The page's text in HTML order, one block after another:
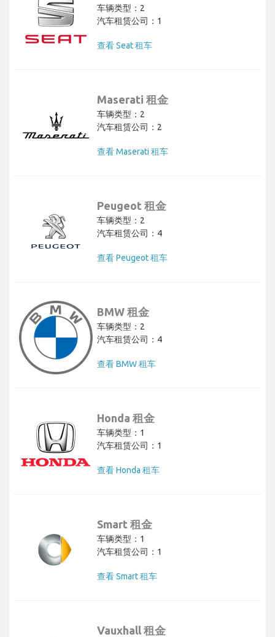
车辆类型：2
汽车租赁公司：1
查看 Seat 租车
Maserati 租金
车辆类型：2
汽车租赁公司：2
查看 Maserati 租车
Peugeot 租金
车辆类型：2
汽车租赁公司：4
查看 Peugeot 租车
BMW 租金
车辆类型：2
汽车租赁公司：4
查看 BMW 租车
Honda 租金
车辆类型：1
汽车租赁公司：1
查看 Honda 租车
Smart 租金
车辆类型：1
汽车租赁公司：1
查看 Smart 租车
Vauxhall 租金